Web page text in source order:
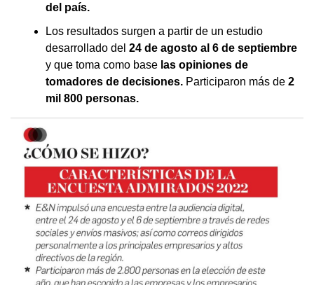
del país.
Los resultados surgen a partir de un estudio
desarrollado del 24 de agosto al 6 de septiembre
y que toma como base las opiniones de
tomadores de decisiones. Participaron más de 2
mil 800 personas.